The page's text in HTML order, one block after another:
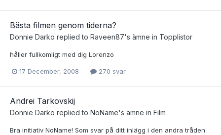
Bästa filmen genom tiderna?
Donnie Darko replied to Raveen87's ämne in Topplistor
håller fullkomligt med dig Lorenzo
17 December, 2008 270 svar
Andrei Tarkovskij
Donnie Darko replied to NoName's ämne in Film
Bra initiativ NoName! Som svar på ditt inlägg i den andra tråden